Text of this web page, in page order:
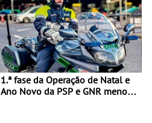
1.ª fase da Operação de Natal e
Ano Novo da PSP e GNR menos